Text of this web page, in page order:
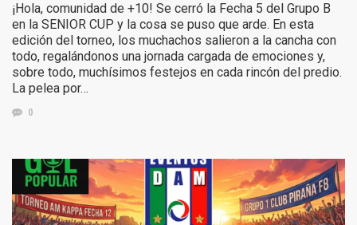
¡Hola, comunidad de +10! Se cerró la Fecha 5 del Grupo B
en la SENIOR CUP y la cosa se puso que arde. En esta
edición del torneo, los muchachos salieron a la cancha con
todo, regalándonos una jornada cargada de emociones y,
sobre todo, muchísimos festejos en cada rincón del predio.
La pelea por…
0